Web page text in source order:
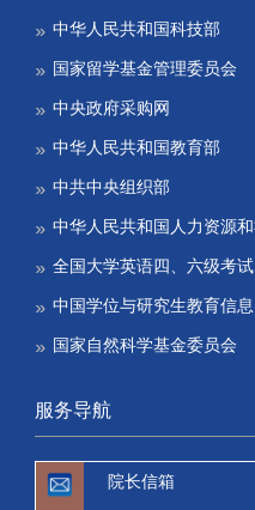
中华人民共和国科技部
国家留学基金管理委员会
中央政府采购网
中华人民共和国教育部
中共中央组织部
中华人民共和国人力资源
全国大学英语四、六级考试
中国学位与研究生教育信息
国家自然科学基金委员会
服务导航
院长信箱